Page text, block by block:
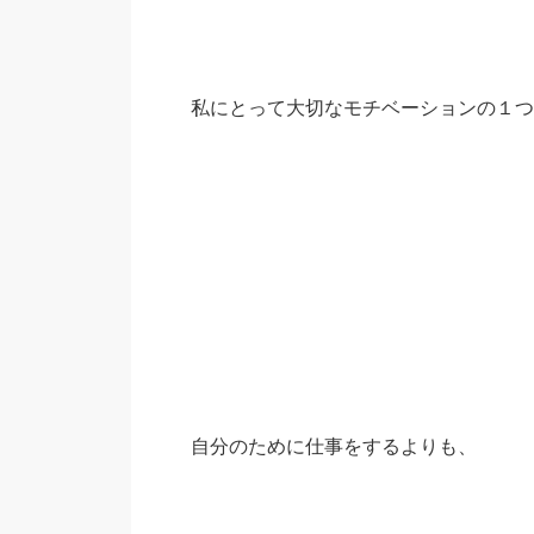
私にとって大切なモチベーションの１
自分のために仕事をするよりも、